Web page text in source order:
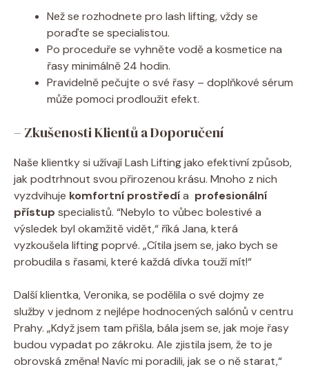
Než se rozhodnete pro lash​ lifting, vždy se
poraďte se ​specialistou.
Po proceduře​ se ⁢vyhněte vodě‌ a kosmetice na
řasy minimálně 24 hodin.
Pravidelně pečujte o své ‍řasy – doplňkové sérum
může ⁣pomoci prodloužit efekt.
– ⁤Zkušenosti‍ Klientů ⁤a‍ Doporučení
Naše klientky si užívají Lash Lifting ⁤jako efektivní⁤ způsob,
jak podtrhnout svou‍ přirozenou krásu.⁢ Mnoho‌ z nich​
vyzdvihuje komfortní prostředía ​ profesionální
přístup specialistů. ⁣“Nebylo to vůbec‌ bolestivé a
výsledek ⁣byl ⁤okamžitě vidět,“ říká Jana, která
vyzkoušela lifting poprvé. „Cítila jsem⁤ se, jako⁢ bych se
probudila‍ s řasami, které‍ každá‍ dívka touží mít!“
Další klientka, Veronika, se podělila o své‌ dojmy ze
služby ‌v ⁣jednom z nejlépe hodnocených⁤ salónů v centru
Prahy. „Když ‌jsem tam přišla, bála jsem ‌se, jak moje ‌řasy​
budou vypadat po zákroku. ⁢Ale ​zjistila jsem,​ že to​ je
obrovská změna! Navíc mi poradili, jak⁣ se ⁢o⁢ ně⁣ starat,“